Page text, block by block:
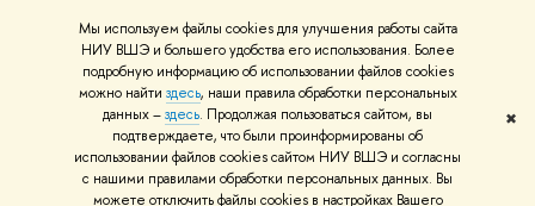
Мы используем файлы cookies для улучшения работы сайта
НИУ ВШЭ и большего удобства его использования. Более
подробную информацию об использовании файлов cookies
можно найти здесь, наши правила обработки персональных
данных –здесь. Продолжая пользоваться сайтом, вы
подтверждаете, что были проинформированы об
использовании файлов cookies сайтом НИУ ВШЭ и согласны
с нашими правилами обработки персональных данных. Вы
можете отключить файлы cookies в настройках Вашего
✖
Людям с ограниченными возможностями здоровья
Единая платежная страница
Работа в Вышке
© НИУ ВШЭ 1993–2026 Адреса и контакты Условия использования
материалов Политика конфиденциальности Карта сайта